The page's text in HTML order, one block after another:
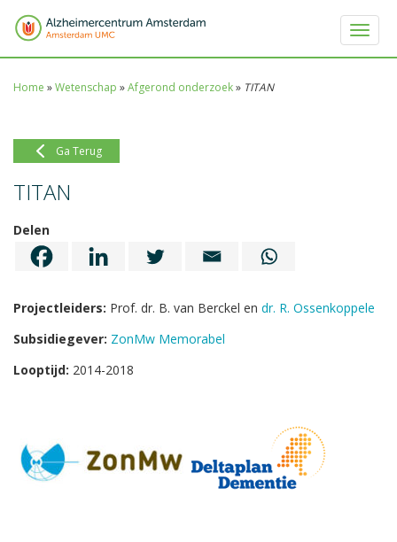
Toggle
Home »Wetenschap »Afgerond onderzoek» TITAN
Ga Terug
TITAN
Delen
Projectleiders: Prof. dr. B. van Berckel en dr. R. Ossenkoppele
Subsidiegever: ZonMw Memorabel
Looptijd: 2014-2018